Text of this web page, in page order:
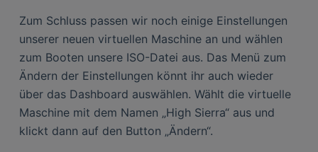
Zum Schluss passen wir noch einige Einstellungen
unserer neuen virtuellen Maschine an und wählen
zum Booten unsere ISO-Datei aus. Das Menü zum
Ändern der Einstellungen könnt ihr auch wieder
über das Dashboard auswählen. Wählt die virtuelle
Maschine mit dem Namen „High Sierra“ aus und
klickt dann auf den Button „Ändern“.